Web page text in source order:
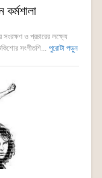
ও প্রচারের লক্ষ্যে
সংগীতশি... পুরোটা পড়ুন